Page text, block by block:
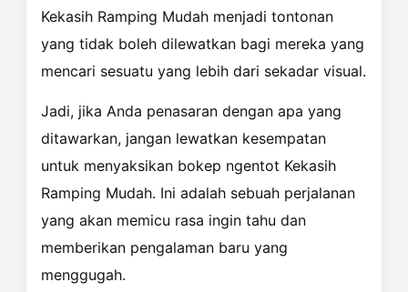
Kekasih Ramping Mudah menjadi tontonan
yang tidak boleh dilewatkan bagi mereka yang
mencari sesuatu yang lebih dari sekadar visual.
Jadi, jika Anda penasaran dengan apa yang
ditawarkan, jangan lewatkan kesempatan
untuk menyaksikan bokep ngentot Kekasih
Ramping Mudah. Ini adalah sebuah perjalanan
yang akan memicu rasa ingin tahu dan
memberikan pengalaman baru yang
menggugah.